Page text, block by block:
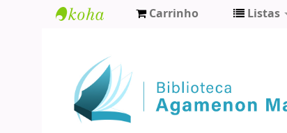
Agamenon
Magalhães
Carrinho Listas